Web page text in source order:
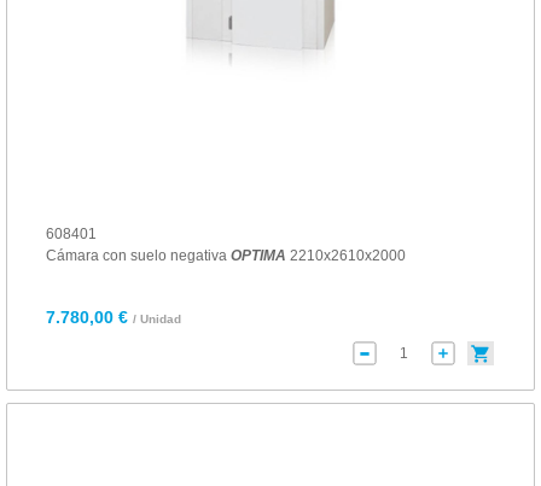
608401
Cámara con suelo negativa OPTIMA 2210x2610x2000
7.780,00 € / Unidad